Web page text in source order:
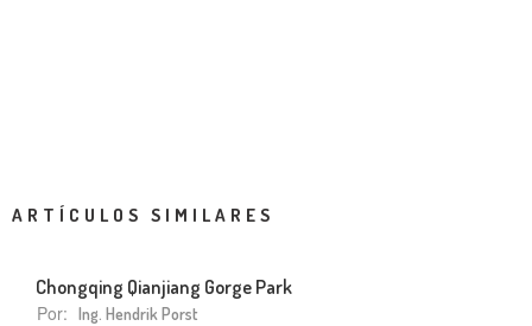
ARTÍCULOS SIMILARES
Chongqing Qianjiang Gorge Park
Por: Ing. Hendrik Porst